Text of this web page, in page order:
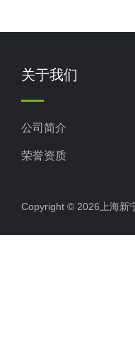
关于我们
公司简介
荣誉资质
Copyright © 2026上海新